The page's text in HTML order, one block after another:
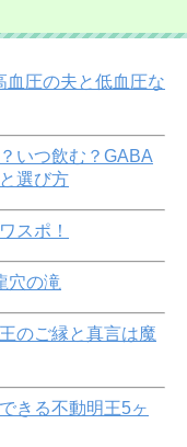
血圧の夫と低血圧な
いつ飲む？GABA
選び方
スポ！
穴の滝
のご縁と真言は魔
きる不動明王5ヶ